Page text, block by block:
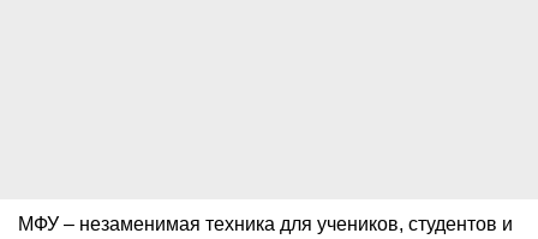
МФУ – незаменимая техника для учеников, студентов и